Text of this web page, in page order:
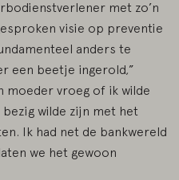
met zo’n
visie op preventie
anders te
een beetje ingerold,”
moeder vroeg of ik wilde
wilde zijn met het
Ik had net de bankwereld
we het gewoon